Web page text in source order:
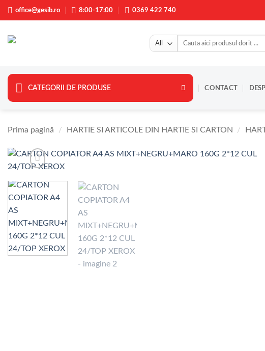
Skip
office@gesib.ro 8:00-17:00 0369 422 740
Caută
CATEGORII DE PRODUSE CONTACT
Prima pagină / HARTIE SI ARTICOLE DIN HARTIE SI CARTON /